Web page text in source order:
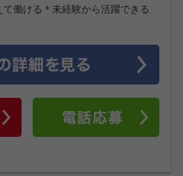
働ける＊未経験から活躍できる